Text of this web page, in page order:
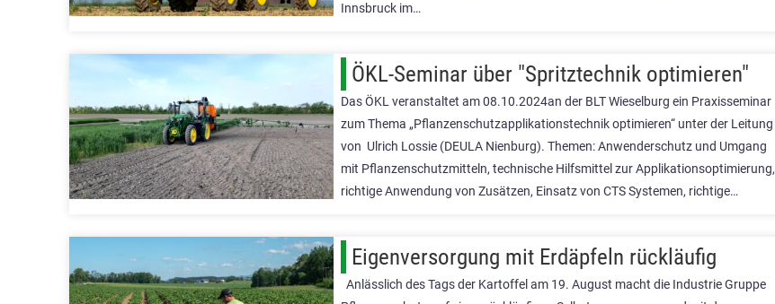
Innsbruck im…
ÖKL-Seminar über "Spritztechnik optimieren"
Das ÖKL veranstaltet am 08.10.2024an der BLT Wieselburg ein Praxisseminar
zum Thema „Pflanzenschutzapplikationstechnik optimieren“ unter der Leitung
von Ulrich Lossie (DEULA Nienburg). Themen: Anwenderschutz und Umgang
mit Pflanzenschutzmitteln, technische Hilfsmittel zur Applikationsoptimierung,
richtige Anwendung von Zusätzen, Einsatz von CTS Systemen, richtige…
Eigenversorgung mit Erdäpfeln rückläufig
Anlässlich des Tags der Kartoffel am 19. August macht die Industrie Gruppe